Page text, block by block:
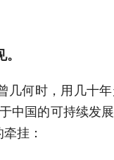
几何时，用几十
中国的可持续发
挂：